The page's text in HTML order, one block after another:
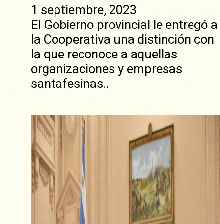
1 septiembre, 2023
El Gobierno provincial le entregó a
la Cooperativa una distinción con
la que reconoce a aquellas
organizaciones y empresas
santafesinas…